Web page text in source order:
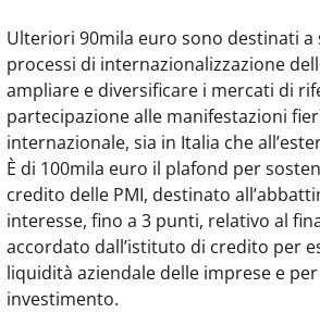
Ulteriori 90mila euro sono destinati a
processi di internazionalizzazione
ampliare e diversificare i mercati di
partecipazione alle manifestazioni
internazionale, sia in Italia che
È di 100mila euro il plafond per
credito delle PMI, destinato
interesse, fino a 3 punti, relativo al
accordato dall’istituto di credito per
liquidità aziendale delle imprese e
investimento.